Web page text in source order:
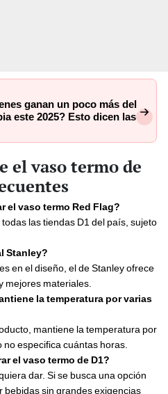
ganan un poco más del
este 2025? Esto dicen las
el vaso termo de
el vaso termo Red Flag?
las tiendas D1 del país, sujeto
Stanley?
en el diseño, el de Stanley ofrece
mejores materiales.
la temperatura por varias
mantiene la temperatura por
especifica cuántas horas.
el vaso termo de D1?
dar. Si se busca una opción
sin grandes exigencias